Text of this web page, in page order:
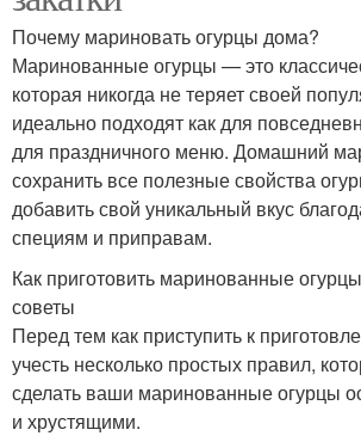
Почему мариновать огурцы дома?
Маринованные огурцы — это
которая никогда не теряет своей
идеально подходят как для
для праздничного меню. Домашний
сохранить все полезные свойства
добавить свой уникальный вкус
специям и приправам.
Как приготовить маринованные
советы
Перед тем как приступить к
учесть несколько простых правил,
сделать ваши маринованные огурцы
и хрустящими.